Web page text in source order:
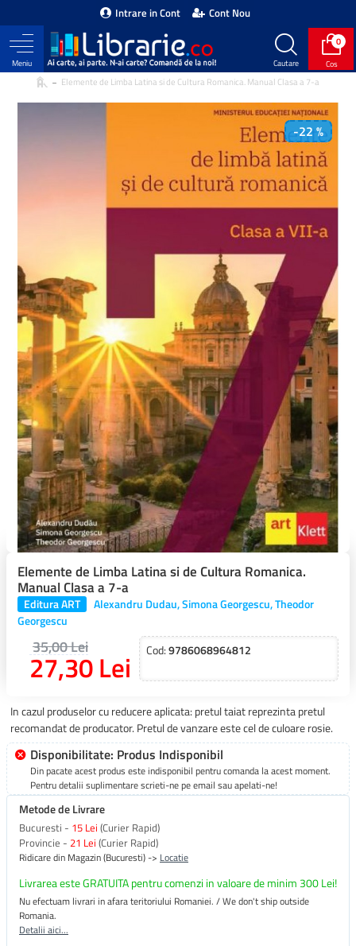
Intrare in Cont Cont Nou
0
Elemente de Limba Latina si de Cultura Romanica. Manual Clasa a 7-a
-22 %
Elemente de Limba Latina si de Cultura Romanica.
Manual Clasa a 7-a
Editura ART
Alexandru Dudau, Simona Georgescu, Theodor
Georgescu
27,30 Lei
35,00 Lei Cod:9786068964812
Metode de Livrare
Bucuresti - 15 Lei (Curier Rapid)
Provincie - 21 Lei (Curier Rapid)
Ridicare din Magazin (Bucuresti) -> Locatie
Livrarea este GRATUITA pentru comenzi in valoare de minim 300 Lei!
Nu efectuam livrari in afara teritoriului Romaniei. / We don't ship outside
Romania.
Detalii aici...
In cazul produselor cu reducere aplicata: pretul taiat reprezinta pretul
recomandat de producator. Pretul de vanzare este cel de culoare rosie.
Disponibilitate: Produs Indisponibil
Din pacate acest produs este indisponibil pentru comanda la acest moment.
Pentru detalii suplimentare scrieti-ne pe email sau apelati-ne!